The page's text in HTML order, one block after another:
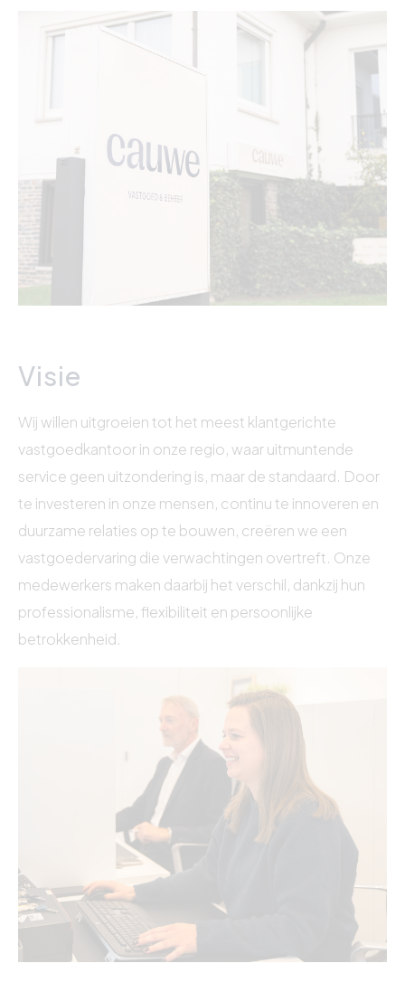
Visie
Wij willen uitgroeien tot het meest klantgerichte
vastgoedkantoor in onze regio, waar uitmuntende
service geen uitzondering is, maar de standaard. Door
te investeren in onze mensen, continu te innoveren en
duurzame relaties op te bouwen, creëren we een
vastgoedervaring die verwachtingen overtreft. Onze
medewerkers maken daarbij het verschil, dankzij hun
professionalisme, flexibiliteit en persoonlijke
betrokkenheid.